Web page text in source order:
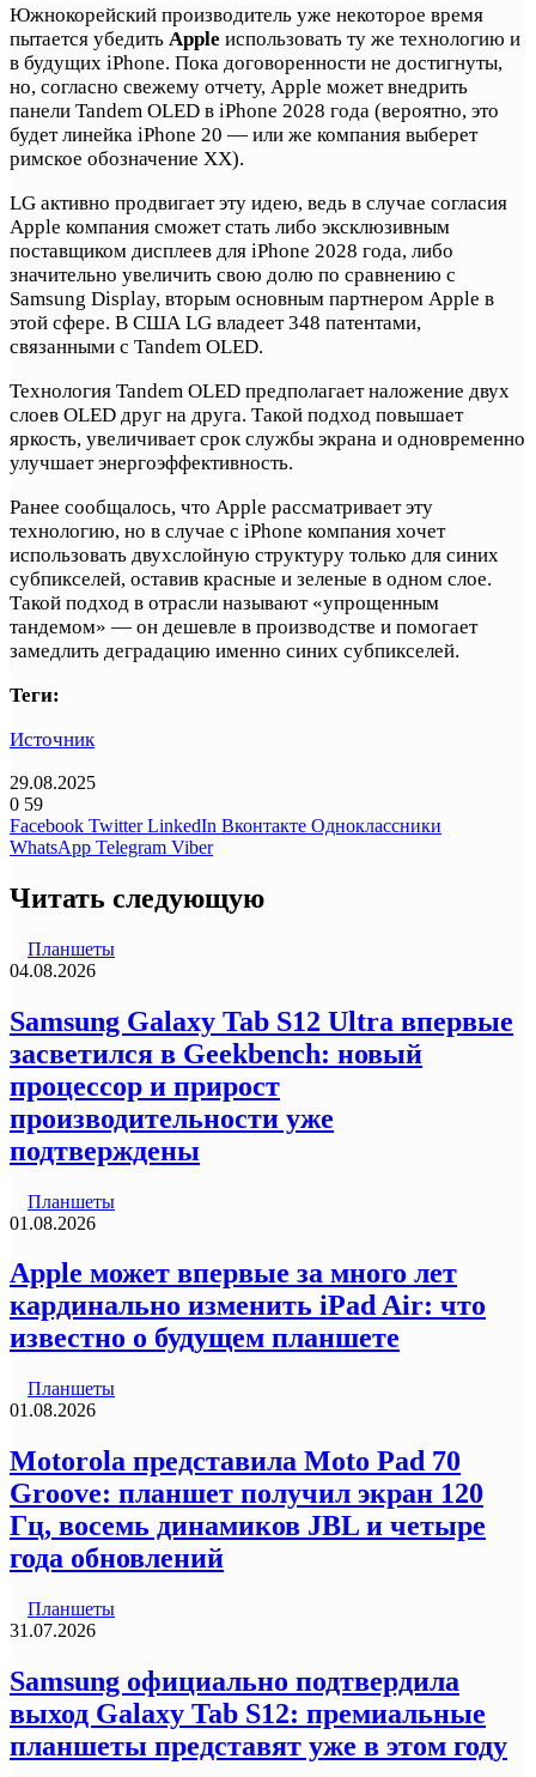
Южнокорейский производитель уже некоторое время
пытается убедить Apple использовать ту же технологию и
в будущих iPhone. Пока договоренности не достигнуты,
но, согласно свежему отчету, Apple может внедрить
панели Tandem OLED в iPhone 2028 года (вероятно, это
будет линейка iPhone 20 — или же компания выберет
римское обозначение XX).
LG активно продвигает эту идею, ведь в случае согласия
Apple компания сможет стать либо эксклюзивным
поставщиком дисплеев для iPhone 2028 года, либо
значительно увеличить свою долю по сравнению с
Samsung Display, вторым основным партнером Apple в
этой сфере. В США LG владеет 348 патентами,
связанными с Tandem OLED.
Технология Tandem OLED предполагает наложение двух
слоев OLED друг на друга. Такой подход повышает
яркость, увеличивает срок службы экрана и одновременно
улучшает энергоэффективность.
Ранее сообщалось, что Apple рассматривает эту
технологию, но в случае с iPhone компания хочет
использовать двухслойную структуру только для синих
субпикселей, оставив красные и зеленые в одном слое.
Такой подход в отрасли называют «упрощенным
тандемом» — он дешевле в производстве и помогает
замедлить деградацию именно синих субпикселей.
Теги:
Источник
29.08.2025
0 59
Facebook Twitter LinkedIn Вконтакте Одноклассники
WhatsApp Telegram Viber
Читать следующую
Планшеты
04.08.2026
Samsung Galaxy Tab S12 Ultra впервые
засветился в Geekbench: новый
процессор и прирост
производительности уже
подтверждены
Планшеты
01.08.2026
Apple может впервые за много лет
кардинально изменить iPad Air: что
известно о будущем планшете
Планшеты
01.08.2026
Motorola представила Moto Pad 70
Groove: планшет получил экран 120
Гц, восемь динамиков JBL и четыре
года обновлений
Планшеты
31.07.2026
Samsung официально подтвердила
выход Galaxy Tab S12: премиальные
планшеты представят уже в этом году